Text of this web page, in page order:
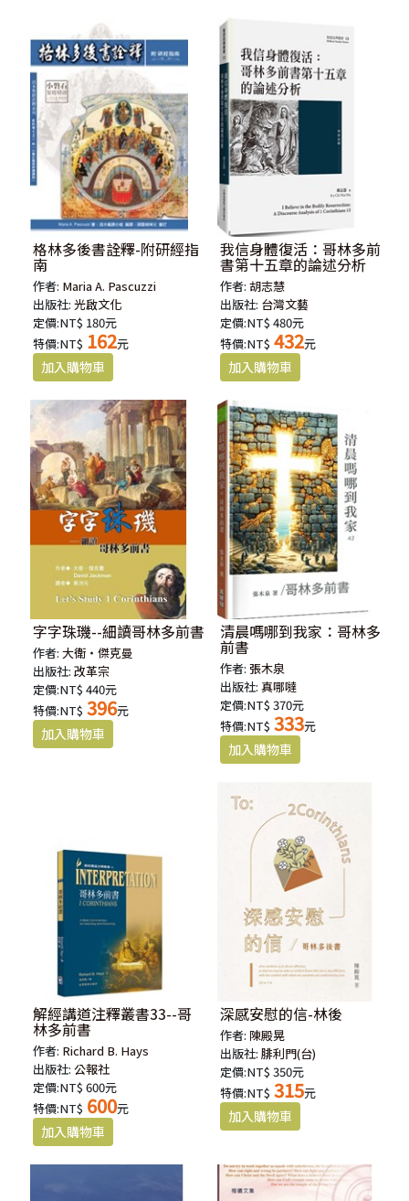
格林多後書詮釋-附研經指
南
作者: Maria A. Pascuzzi
出版社:光啟文化
定價:NT$ 180元
特價:NT$ 162元
我信身體復活：哥林多前
書第十五章的論述分析
作者:胡志慧
出版社: 台灣文藝
定價:NT$ 480元
特價:NT$ 432元
字字珠璣--細讀哥林多前書
作者:大衛‧傑克曼
出版社:改革宗
定價:NT$ 440元
特價:NT$ 396元
清晨嗎哪到我家：哥林多
前書
作者:張木泉
出版社:真哪噠
定價:NT$ 370元
特價:NT$ 333元
解經講道注釋叢書33--哥
林多前書
作者: Richard B. Hays
出版社:公報社
定價:NT$ 600元
特價:NT$ 600元
深感安慰的信-林後
作者: 陳殿晃
出版社:腓利門(台)
定價:NT$ 350元
特價:NT$ 315元